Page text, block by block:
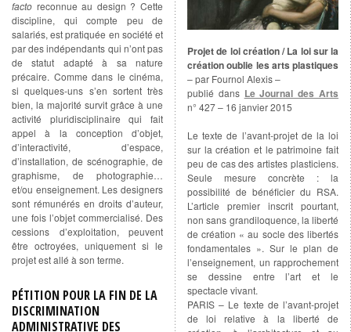
facto reconnue au design ? Cette
discipline, qui compte peu de
salariés, est pratiquée en société et
par des indépendants qui n’ont pas
de statut adapté à sa nature
précaire. Comme dans le cinéma,
si quelques-uns s’en sortent très
bien, la majorité survit grâce à une
activité pluridisciplinaire qui fait
appel à la conception d’objet,
d’interactivité, d’espace,
d’installation, de scénographie, de
graphisme, de photographie…
et/ou enseignement. Les designers
sont rémunérés en droits d’auteur,
une fois l’objet commercialisé. Des
cessions d’exploitation, peuvent
être octroyées, uniquement si le
projet est allé à son terme.
PÉTITION POUR LA FIN DE LA
DISCRIMINATION
ADMINISTRATIVE DES
Projet de loi création / La loi sur la
création oublie les arts plastiques
– par Fournol Alexis –
publié dans Le Journal des Arts
n° 427 – 16 janvier 2015
Le texte de l’avant-projet de la loi
sur la création et le patrimoine fait
peu de cas des artistes plasticiens.
Seule mesure concrète : la
possibilité de bénéficier du RSA.
L’article premier inscrit pourtant,
non sans grandiloquence, la liberté
de création « au socle des libertés
fondamentales ». Sur le plan de
l’enseignement, un rapprochement
se dessine entre l’art et le
spectacle vivant.
PARIS – Le texte de l’avant-projet
de loi relative à la liberté de